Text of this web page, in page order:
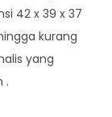
42 x 39 x 37
kurang
yang
.